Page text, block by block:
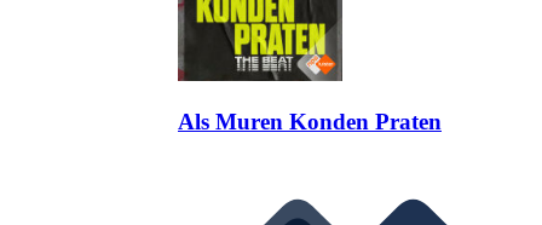
Als Muren Konden Praten